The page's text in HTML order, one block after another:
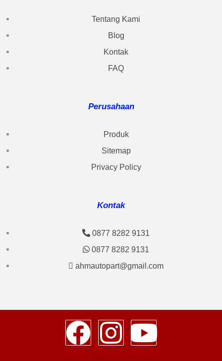
Tentang Kami
Blog
Kontak
FAQ
Perusahaan
Produk
Sitemap
Privacy Policy
Kontak
0877 8282 9131
0877 8282 9131
ahmautopart@gmail.com